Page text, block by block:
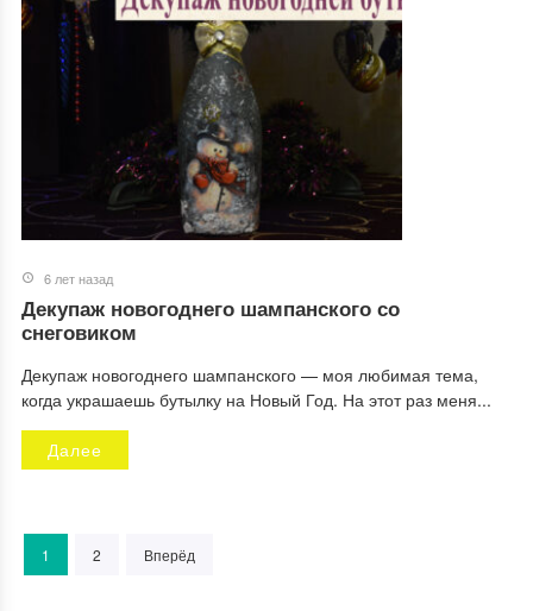
6 лет назад
Декупаж новогоднего шампанского со
снеговиком
Декупаж новогоднего шампанского — моя любимая тема,
когда украшаешь бутылку на Новый Год. На этот раз меня...
Далее
1 2 Вперёд